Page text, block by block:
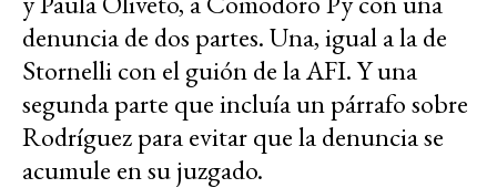
denuncia de dos partes. Una, igual a la de
Stornelli con el guión de la AFI. Y una
segunda parte que incluía un párrafo sobre
Rodríguez para evitar que la denuncia se
acumule en su juzgado.